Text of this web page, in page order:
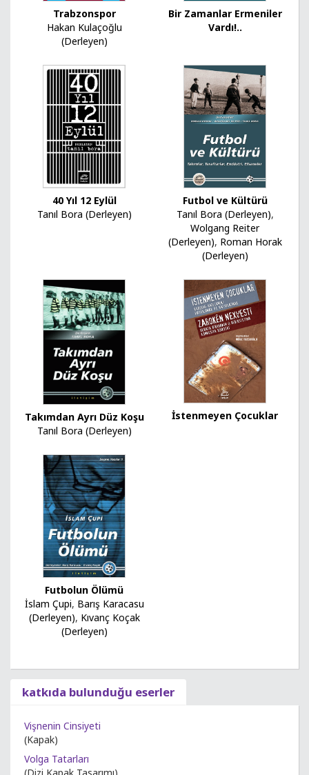
Trabzonspor
Hakan Kulaçoğlu
(Derleyen)
Bir Zamanlar Ermeniler
Vardı!..
40 Yıl 12 Eylül
Tanıl Bora (Derleyen)
Futbol ve Kültürü
Tanıl Bora (Derleyen),
Wolgang Reiter
(Derleyen), Roman Horak
(Derleyen)
Takımdan Ayrı Düz Koşu
Tanıl Bora (Derleyen)
İstenmeyen Çocuklar
Futbolun Ölümü
İslam Çupi, Barış Karacasu
(Derleyen), Kıvanç Koçak
(Derleyen)
katkıda bulunduğu eserler
Vişnenin Cinsiyeti
(Kapak)
Volga Tatarları